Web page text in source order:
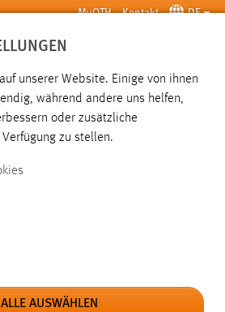
MyOTH Kontakt DE
SUCHE
BEWERBEN
unserer Website. Einige von ihnen
während andere uns helfen,
oder zusätzliche
zu stellen.
ALLE AUSWÄHLEN